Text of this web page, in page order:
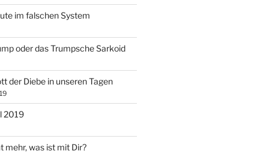
im falschen System
oder das Trumpsche Sarkoid
der Diebe in unseren Tagen
2019
mehr, was ist mit Dir?